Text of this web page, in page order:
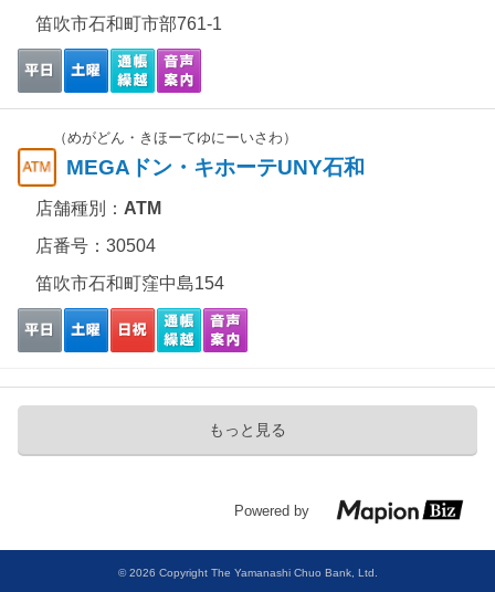
笛吹市石和町市部761-1
（めがどん・きほーてゆにーいさわ）
MEGAドン・キホーテUNY石和
店舗種別： ATM
店番号：30504
笛吹市石和町窪中島154
もっと見る
Powered by
© 2026 Copyright The Yamanashi Chuo Bank, Ltd.